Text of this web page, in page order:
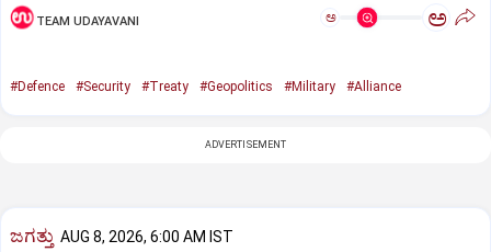
TEAM UDAYAVANI ಅ ಅ
#Defence #Security #Treaty #Geopolitics #Military #Alliance
ADVERTISEMENT
ಜಗತ್ತು AUG 8, 2026, 6:00 AM IST